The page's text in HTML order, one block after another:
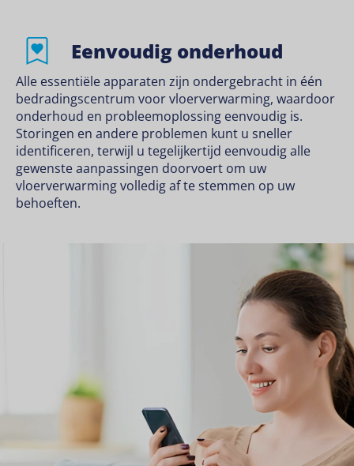
Eenvoudig onderhoud
Alle essentiële apparaten zijn ondergebracht in één
bedradingscentrum voor vloerverwarming, waardoor
onderhoud en probleemoplossing eenvoudig is.
Storingen en andere problemen kunt u sneller
identificeren, terwijl u tegelijkertijd eenvoudig alle
gewenste aanpassingen doorvoert om uw
vloerverwarming volledig af te stemmen op uw
behoeften.